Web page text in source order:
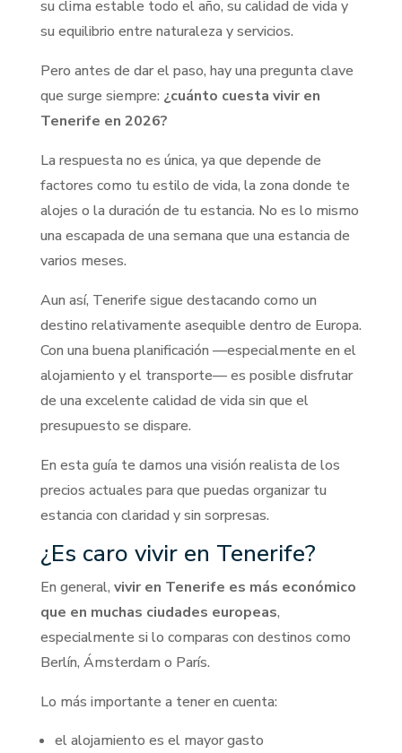
su clima estable todo el año, su calidad de vida y
su equilibrio entre naturaleza y servicios.
Pero antes de dar el paso, hay una pregunta clave
que surge siempre: ¿cuánto cuesta vivir en
Tenerife en 2026?
La respuesta no es única, ya que depende de
factores como tu estilo de vida, la zona donde te
alojes o la duración de tu estancia. No es lo mismo
una escapada de una semana que una estancia de
varios meses.
Aun así, Tenerife sigue destacando como un
destino relativamente asequible dentro de Europa.
Con una buena planificación —especialmente en el
alojamiento y el transporte— es posible disfrutar
de una excelente calidad de vida sin que el
presupuesto se dispare.
En esta guía te damos una visión realista de los
precios actuales para que puedas organizar tu
estancia con claridad y sin sorpresas.
¿Es caro vivir en Tenerife?
En general, vivir en Tenerife es más económico
que en muchas ciudades europeas,
especialmente si lo comparas con destinos como
Berlín, Ámsterdam o París.
Lo más importante a tener en cuenta:
el alojamiento es el mayor gasto